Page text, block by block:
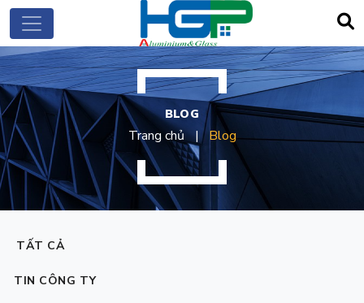
BLOG
Trang chủ Blog
TẤT CẢ
TIN CÔNG TY